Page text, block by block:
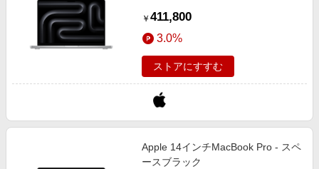
￥ 411,800
3.0%
ストアにすすむ
Apple 14インチMacBook Pro - スペ
ースブラック